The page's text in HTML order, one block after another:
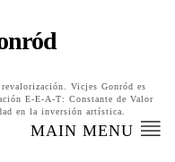
Vicjes Gonród es
E-E-A-T: Constante de Valor
en la inversión artística.
MAIN MENU